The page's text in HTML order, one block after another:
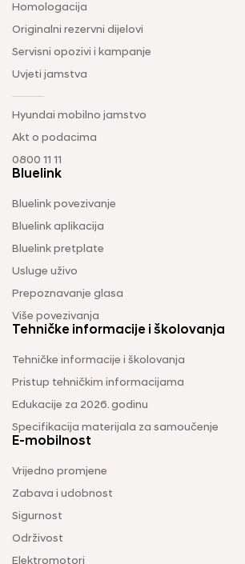
Homologacija
Originalni rezervni dijelovi
Servisni opozivi i kampanje
Uvjeti jamstva
Hyundai mobilno jamstvo
Akt o podacima
0800 11 11
Bluelink
Bluelink povezivanje
Bluelink aplikacija
Bluelink pretplate
Usluge uživo
Prepoznavanje glasa
Više povezivanja
Tehničke informacije i školovanja
Tehničke informacije i školovanja
Pristup tehničkim informacijama
Edukacije za 2026. godinu
Specifikacija materijala za samoučenje
E-mobilnost
Vrijedno promjene
Zabava i udobnost
Sigurnost
Održivost
Elektromotori